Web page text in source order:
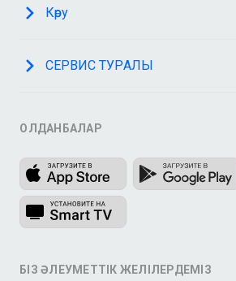
Көру
СЕРВИС ТУРАЛЫ
ҚОЛДАНБАЛАР
БІЗ ӘЛЕУМЕТТІК ЖЕЛІЛЕРДЕМІЗ